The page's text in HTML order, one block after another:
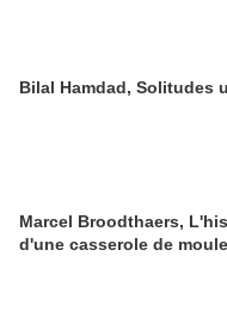
Bilal Hamdad, Solitudes
Marcel Broodthaers,
d'une casserole de